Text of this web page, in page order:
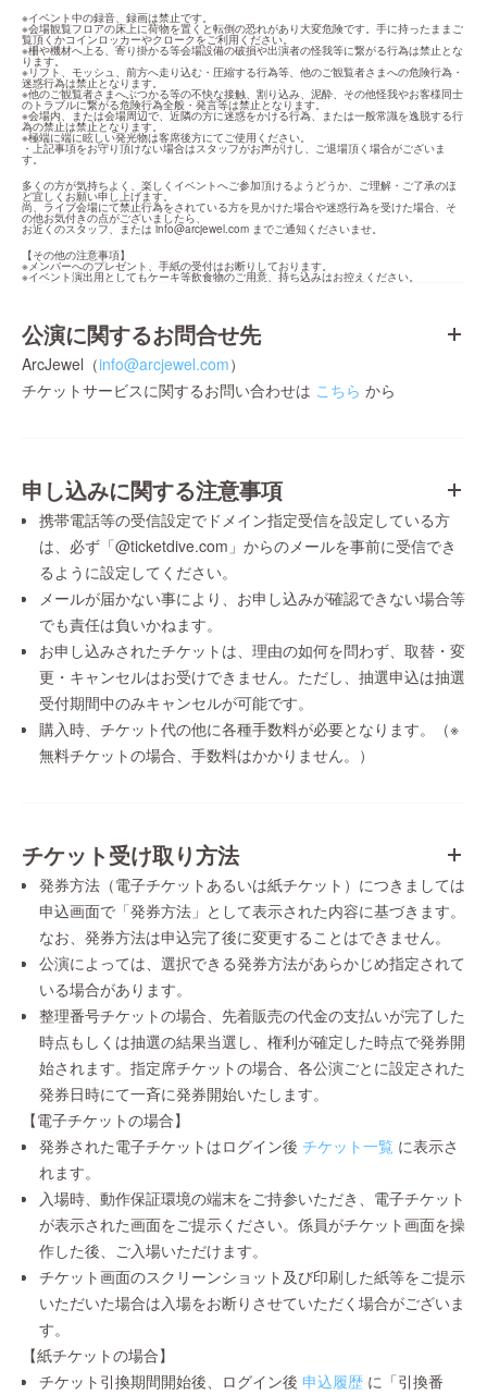
※イベント中の録音、録画は禁止です。
※会場観覧フロアの床上に荷物を置くと転倒の恐れがあり大変危険です。手に持ったままご
覧頂くかコインロッカーやクロークをご利用ください。
※柵や機材へ上る、寄り掛かる等会場設備の破損や出演者の怪我等に繋がる行為は禁止とな
ります。
※リフト、モッシュ、前方へ走り込む・圧縮する行為等、他のご観覧者さまへの危険行為・
迷惑行為は禁止となります。
※他のご観覧者さまへぶつかる等の不快な接触、割り込み、泥酔、その他怪我やお客様同士
のトラブルに繋がる危険行為全般・発言等は禁止となります。
※会場内、または会場周辺で、近隣の方に迷惑をかける行為、または一般常識を逸脱する行
為の禁止は禁止となります。
※極端に端に眩しい発光物は客席後方にてご使用ください。
・上記事項をお守り頂けない場合はスタッフがお声がけし、ご退場頂く場合がございま
す。
多くの方が気持ちよく、楽しくイベントへご参加頂けるようどうか、ご理解・ご了承のほ
ど宜しくお願い申し上げます。
尚、ライブ会場にて禁止行為をされている方を見かけた場合や迷惑行為を受けた場合、そ
の他お気付きの点がございましたら、
お近くのスタッフ、または info@arcjewel.com までご通知くださいませ。
【その他の注意事項】
※メンバーへのプレゼント、手紙の受付はお断りしております。
※イベント演出用としてもケーキ等飲食物のご用意、持ち込みはお控えください。
公演に関するお問合せ先
ArcJewel（info@arcjewel.com）
チケットサービスに関するお問い合わせは こちら から
申し込みに関する注意事項
携帯電話等の受信設定でドメイン指定受信を設定している方
は、必ず「@ticketdive.com」からのメールを事前に受信でき
るように設定してください。
メールが届かない事により、お申し込みが確認できない場合等
でも責任は負いかねます。
お申し込みされたチケットは、理由の如何を問わず、取替・変
更・キャンセルはお受けできません。ただし、抽選申込は抽選
受付期間中のみキャンセルが可能です。
購入時、チケット代の他に各種手数料が必要となります。（※
無料チケットの場合、手数料はかかりません。）
チケット受け取り方法
発券方法（電子チケットあるいは紙チケット）につきましては
申込画面で「発券方法」として表示された内容に基づきます。
なお、発券方法は申込完了後に変更することはできません。
公演によっては、選択できる発券方法があらかじめ指定されて
いる場合があります。
整理番号チケットの場合、先着販売の代金の支払いが完了した
時点もしくは抽選の結果当選し、権利が確定した時点で発券開
始されます。指定席チケットの場合、各公演ごとに設定された
発券日時にて一斉に発券開始いたします。
【電子チケットの場合】
発券された電子チケットはログイン後 チケット一覧 に表示さ
れます。
入場時、動作保証環境の端末をご持参いただき、電子チケット
が表示された画面をご提示ください。係員がチケット画面を操
作した後、ご入場いただけます。
チケット画面のスクリーンショット及び印刷した紙等をご提示
いただいた場合は入場をお断りさせていただく場合がございま
す。
【紙チケットの場合】
チケット引換期間開始後、ログイン後 申込履歴 に「引換番